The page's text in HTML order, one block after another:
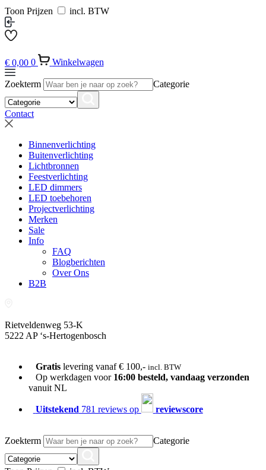
Toon Prijzen incl. BTW
€ 0,00 0 Winkelwagen
Zoekterm Categorie
Contact
Binnenverlichting
Buitenverlichting
Lichtbronnen
Feestverlichting
LED dimmers
LED toebehoren
Projectverlichting
Merken
Sale
Info
FAQ
Blogberichten
Over Ons
B2B
Rietveldenweg 53-K
5222 AP ‘s-Hertogenbosch
Gratislevering vanaf € 100,- incl. BTW
Op werkdagen voor 16:00 besteld, vandaag verzonden
vanuit NL
Uitstekend 781 reviews op reviewscore
Zoekterm Categorie